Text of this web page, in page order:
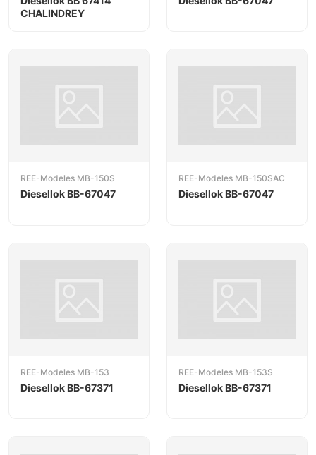
CHALINDREY
REE-Modeles MB-150S
Diesellok BB-67047
REE-Modeles MB-150SAC
Diesellok BB-67047
REE-Modeles MB-153
Diesellok BB-67371
REE-Modeles MB-153S
Diesellok BB-67371